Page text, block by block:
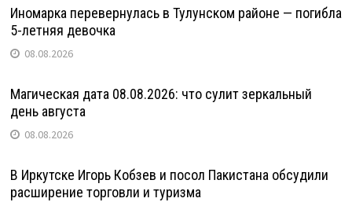
Иномарка перевернулась в Тулунском районе — погибла
5-летняя девочка
08.08.2026
Магическая дата 08.08.2026: что сулит зеркальный
день августа
08.08.2026
В Иркутске Игорь Кобзев и посол Пакистана обсудили
расширение торговли и туризма